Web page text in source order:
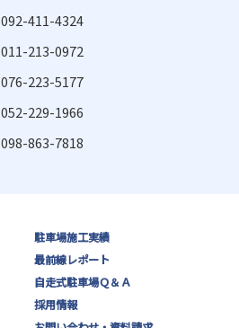
092-411-4324
011-213-0972
076-223-5177
052-229-1966
098-863-7818
駐車場施工実績
最前線レポート
自走式駐車場Ｑ＆Ａ
採用情報